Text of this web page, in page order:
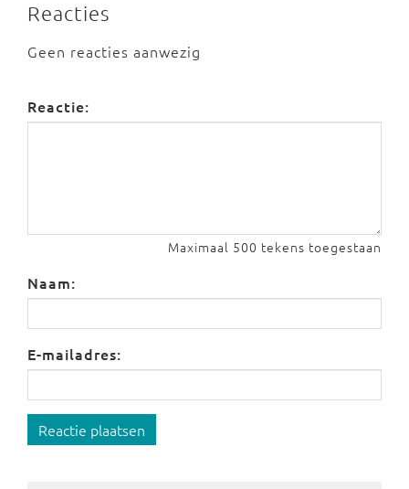
Reacties
Geen reacties aanwezig
Reactie:
Maximaal 500 tekens toegestaan
Naam:
E-mailadres:
Reactie plaatsen